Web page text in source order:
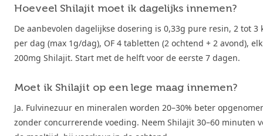
Hoeveel Shilajit moet ik dagelijks innemen?
De aanbevolen dagelijkse dosering is 0,33g pure resin, 2 tot 3
per dag (max 1g/dag), OF 4 tabletten (2 ochtend + 2 avond),
200mg Shilajit. Start met de helft voor de eerste 7 dagen.
Moet ik Shilajit op een lege maag innemen?
Ja. Fulvinezuur en mineralen worden 20–30% beter
zonder concurrerende voeding. Neem Shilajit 30–60 minuten